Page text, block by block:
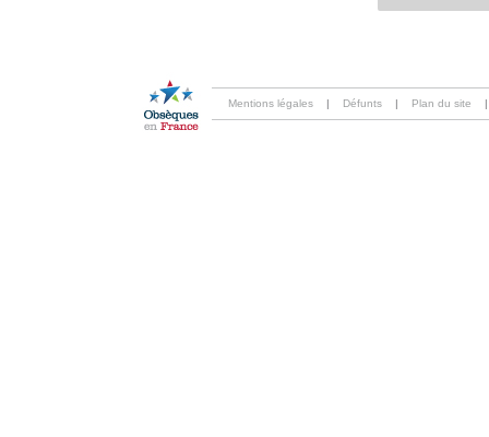
Mentions légales | Défunts | Plan du site |